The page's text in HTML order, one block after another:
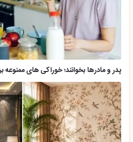
پدر و مادرها بخوانند؛ خوراکی های ممنوعه